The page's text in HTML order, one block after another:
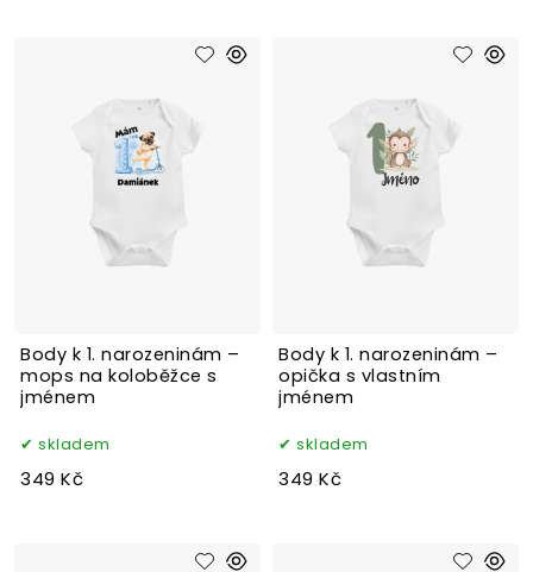
Body k 1. narozeninám –
mops na koloběžce s
jménem
skladem
349 Kč
Body k 1. narozeninám –
opička s vlastním
jménem
skladem
349 Kč